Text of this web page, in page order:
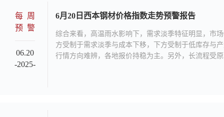
每周
预警
06.20
-2025-
6月20日西本钢材价格指数走势预警报告
综合来看，高温雨水影响下，需求淡季特征明显，市
方受制于需求淡季与成本下移，下方受制于低库存与
行情方向难辨，各地报价持稳为主。另外，长流程受